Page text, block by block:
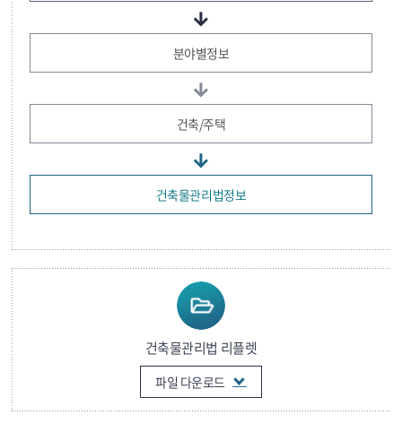
분야별정보
건축/주택
건축물관리법정보
건축물관리법 리플렛
파일 다운로드